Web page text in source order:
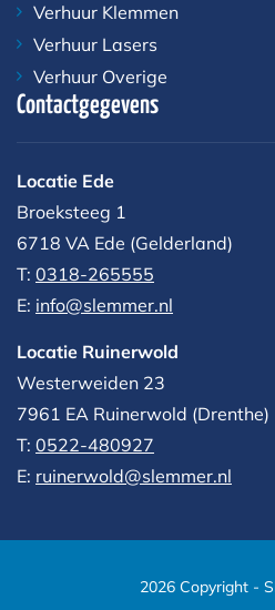
Verhuur Klemmen
Verhuur Lasers
Verhuur Overige
Contactgegevens
Locatie Ede
Broeksteeg 1
6718 VA Ede (Gelderland)
T: 0318-265555
E: info@slemmer.nl
Locatie Ruinerwold
Westerweiden 23
7961 EA Ruinerwold (Drenthe)
T: 0522-480927‬
E: ruinerwold@slemmer.nl
2026 Copyright -